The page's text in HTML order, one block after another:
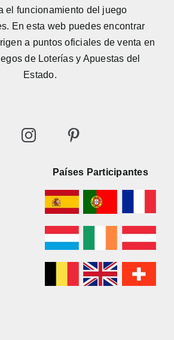
el funcionamiento del juego
. En esta web puedes encontrar
a puntos oficiales de venta en
de Loterías y Apuestas del
Estado.
Países Participantes